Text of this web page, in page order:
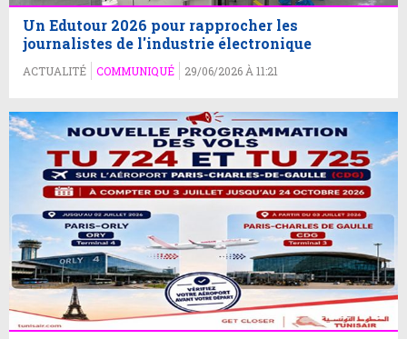
Un Edutour 2026 pour rapprocher les
journalistes de l'industrie électronique
ACTUALITÉ COMMUNIQUÉ 29/06/2026 À 11:21